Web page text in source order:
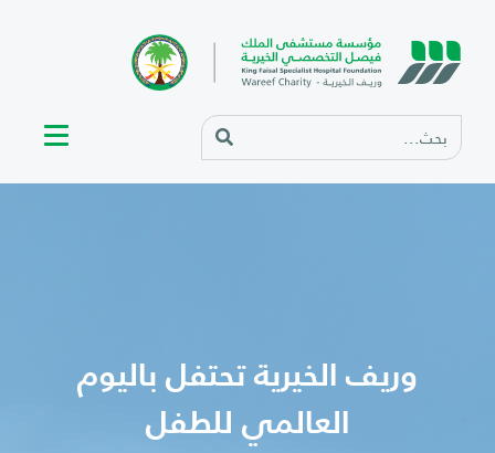
وريف الخيرية تحتفل باليوم
العالمي للطفل